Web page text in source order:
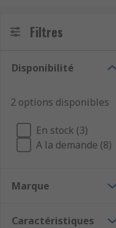
Filtres
Disponibilité
2 options disponibles
En stock (3)
A la demande (8)
Marque
Caractéristiques